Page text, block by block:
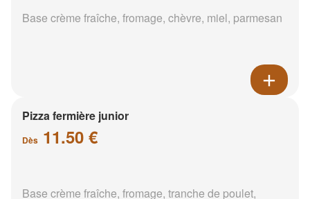
Base crème fraîche, fromage, chèvre, miel, parmesan
Pizza fermière junior
Dès 11.50 €
Base crème fraîche, fromage, tranche de poulet,